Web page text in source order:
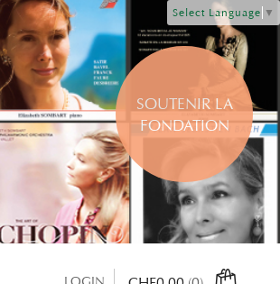
Select Language ▼
SOUTENIR LA
FONDATION